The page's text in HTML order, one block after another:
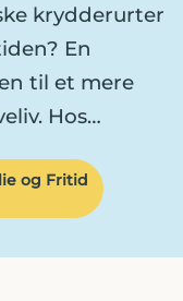
krydderurter
En
til et mere
Hos…
og Fritid